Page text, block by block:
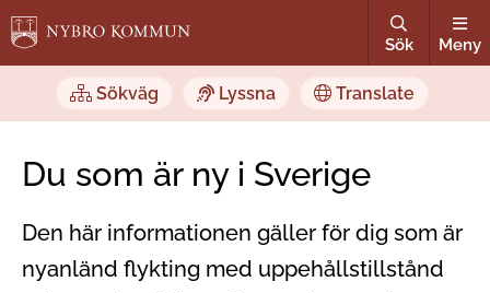
Sök Meny
Sökväg Lyssna Translate
Du som är ny i Sverige
Den här informationen gäller för dig som är
nyanländ flykting med uppehållstillstånd